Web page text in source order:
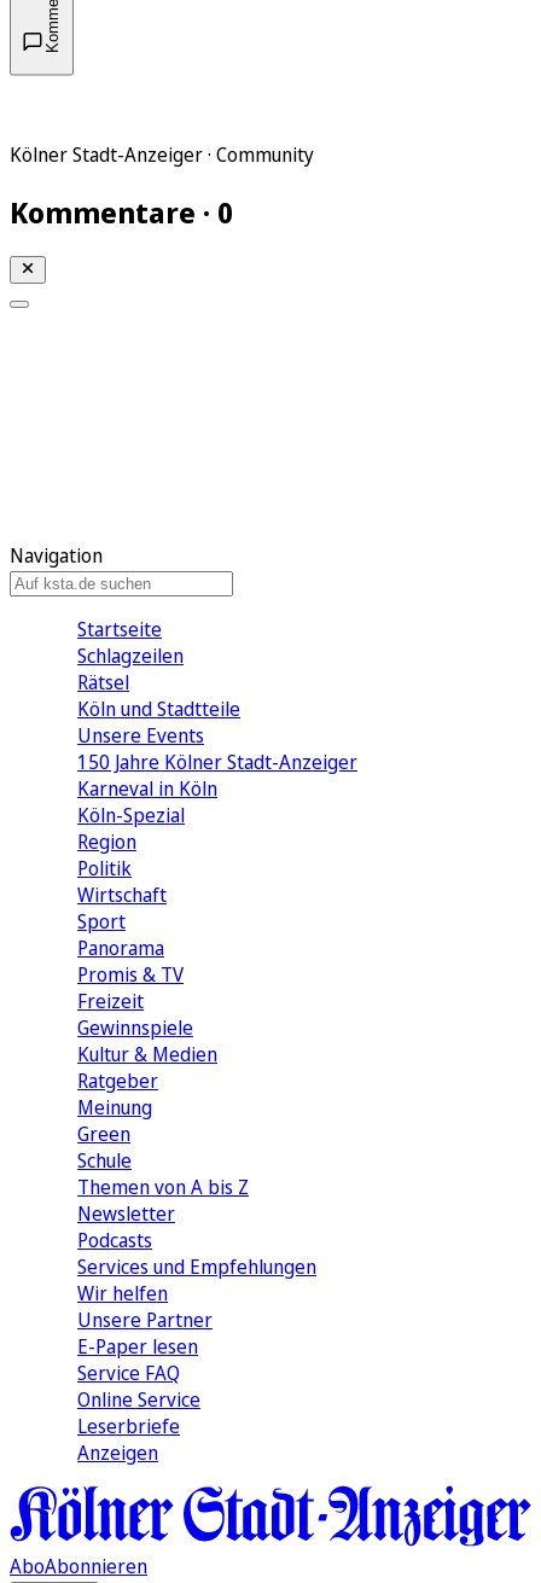
Kölner Stadt-Anzeiger · Community
Kommentare · 0
Navigation
Startseite
Schlagzeilen
Rätsel
Köln und Stadtteile
Unsere Events
150 Jahre Kölner Stadt-Anzeiger
Karneval in Köln
Köln-Spezial
Region
Politik
Wirtschaft
Sport
Panorama
Promis & TV
Freizeit
Gewinnspiele
Kultur & Medien
Ratgeber
Meinung
Green
Schule
Themen von A bis Z
Newsletter
Podcasts
Services und Empfehlungen
Wir helfen
Unsere Partner
E-Paper lesen
Service FAQ
Online Service
Leserbriefe
Anzeigen
AboAbonnieren